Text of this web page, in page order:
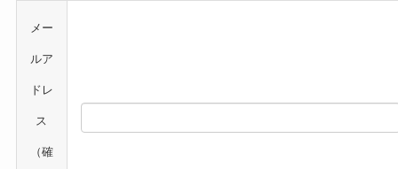
メー
ルア
ドレ
ス
（確